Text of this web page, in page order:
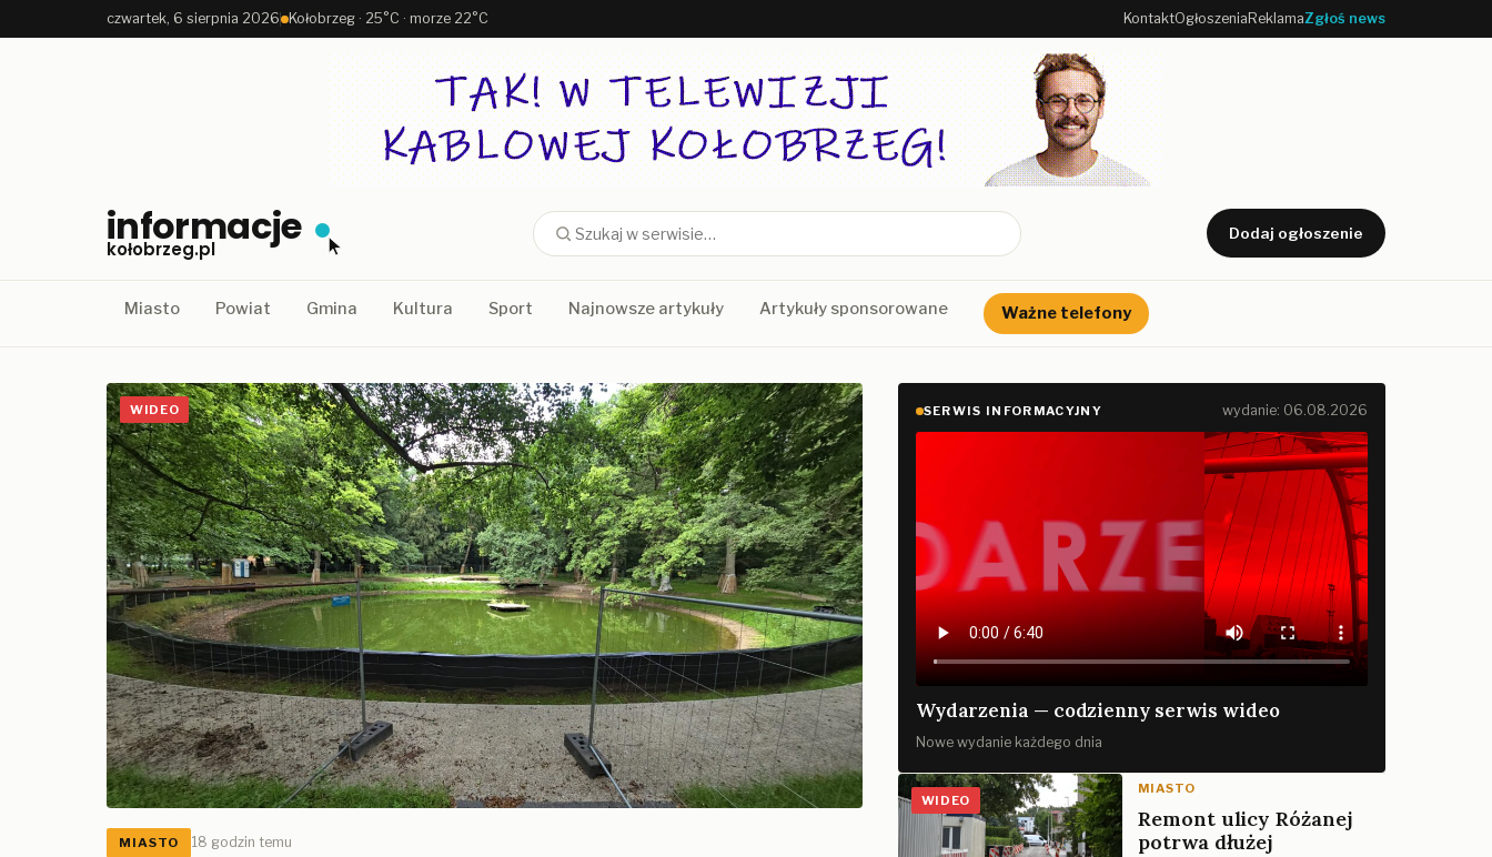
czwartek, 6 sierpnia 2026 Kołobrzeg · 25°C · morze 22°C KontaktOgłoszenia ReklamaZgłoś news
informacje
kołobrzeg.pl
Dodaj ogłoszenie
Miasto Powiat Gmina Kultura Sport Najnowsze artykuły Artykuły sponsorowane Ważne telefony
WIDEO
MIASTO 18 godzin temu
SERWIS INFORMACYJNY wydanie: 06.08.2026
Wydarzenia — codzienny serwis wideo
Nowe wydanie każdego dnia
WIDEO
MIASTO
Remont ulicy Różanej
potrwa dłużej